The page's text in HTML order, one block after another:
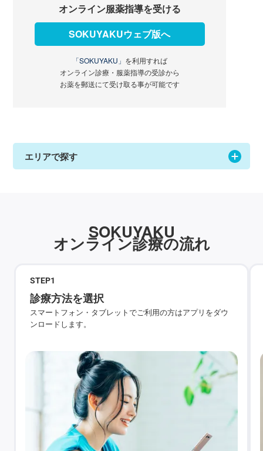
オンライン服薬指導を受ける
SOKUYAKUウェブ版へ
「SOKUYAKU」 を利用すれば
オンライン診療・服薬指導の受診から
お薬を郵送にて受け取る事が可能です
エリアで探す
SOKUYAKU
オンライン診療の流れ
STEP1
診療方法を選択
スマートフォン・タブレットでご利用の方はアプリをダウ
ンロードします。